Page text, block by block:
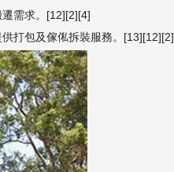
需求。[12][2][4]
打包及傢俬拆裝服務。[13][12][2]